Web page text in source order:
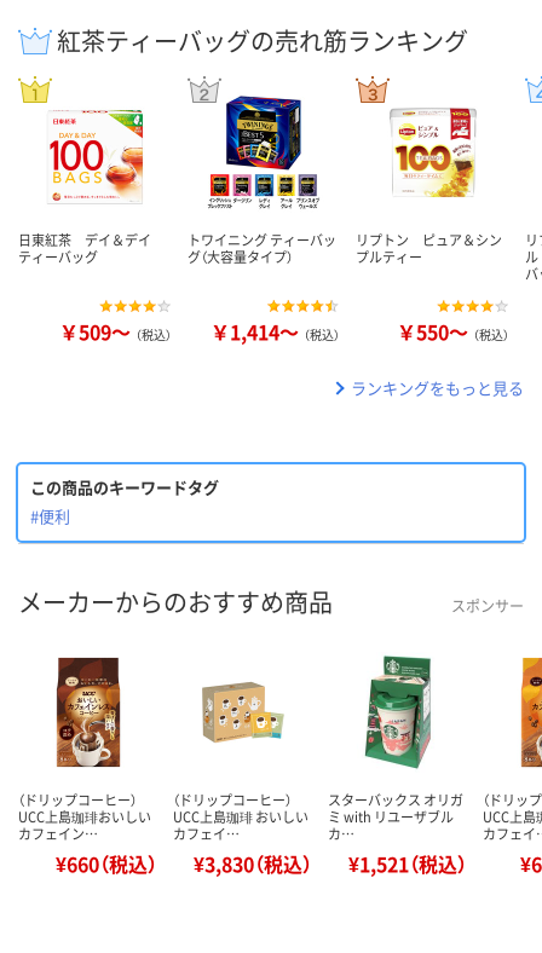
紅茶ティーバッグの売れ筋ランキング
日東紅茶 デイ＆デイ
ティーバッグ
￥509～ （税込）
トワイニング ティーバッ
グ（大容量タイプ）
￥1,414～ （税込）
リプトン ピュア＆シン
プルティー
￥550～ （税込）
ランキングをもっと見る
この商品のキーワードタグ
#便利
メーカーからのおすすめ商品 スポンサー
（ドリップコーヒー）
UCC上島珈琲おいしい
カフェイン…
¥660（税込）
（ドリップコーヒー）
UCC上島珈琲 おいしい
カフェイ…
¥3,830（税込）
スターバックス オリガ
ミ with リユーザブル
カ…
¥1,521（税込）
（ドリッ
UCC上島
カフェ